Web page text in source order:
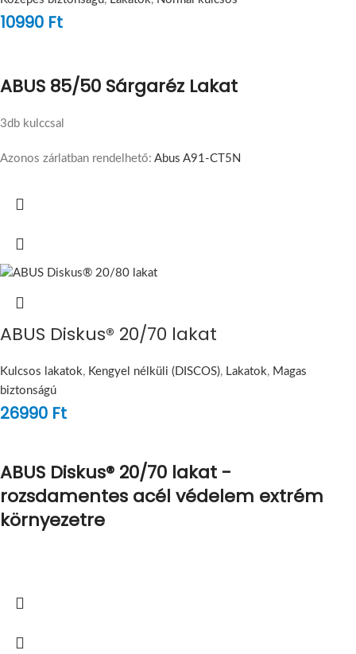
10990 Ft
ABUS 85/50 Sárgaréz Lakat
3db kulccsal
Azonos zárlatban rendelhető: Abus A91-CT5N
ABUS Diskus® 20/70 lakat
Kulcsos lakatok, Kengyel nélküli (DISCOS), Lakatok, Magas
biztonságú
26990 Ft
ABUS Diskus® 20/70 lakat -
rozsdamentes acél védelem extrém
környezetre